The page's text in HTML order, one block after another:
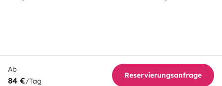
Ab
84 €/Tag
Reservierungsanfrage